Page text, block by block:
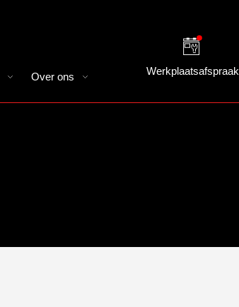
Over ons
Werkplaatsafspraak